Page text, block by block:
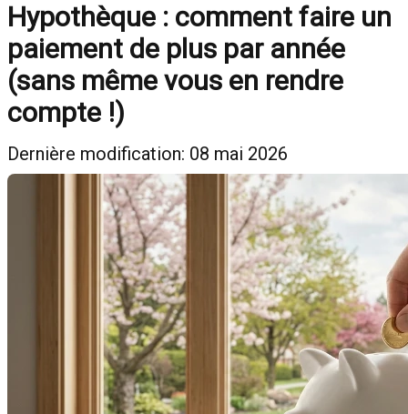
Hypothèque : comment faire un
paiement de plus par année
(sans même vous en rendre
compte !)
Dernière modification: 08 mai 2026